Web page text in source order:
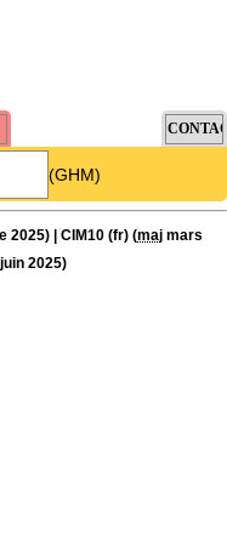
(GHM)
2025) | CIM10 (fr) (maj mars
2025)